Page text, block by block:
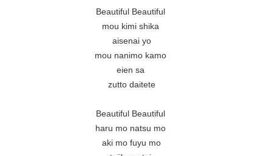
Beautiful Beautiful
mou kimi shika
aisenai yo
mou nanimo kamo
eien sa
zutto daitete
Beautiful Beautiful
haru mo natsu mo
aki mo fuyu mo